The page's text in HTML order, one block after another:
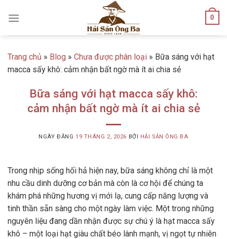
0
Trang chủ » Blog » Chưa được phân loại » Bữa sáng với hạt
macca sấy khô: cảm nhận bất ngờ mà ít ai chia sẻ
Bữa sáng với hạt macca sấy khô:
cảm nhận bất ngờ mà ít ai chia sẻ
NGÀY ĐĂNG 19 THÁNG 2, 2026 BỞI HẢI SẢN ÔNG BA
Trong nhịp sống hối hả hiện nay, bữa sáng không chỉ là một
nhu cầu dinh dưỡng cơ bản mà còn là cơ hội để chúng ta
khám phá những hương vị mới lạ, cung cấp năng lượng và
tinh thần sẵn sàng cho một ngày làm việc. Một trong những
nguyên liệu đang dần nhận được sự chú ý là hạt macca sấy
khô – một loại hạt giàu chất béo lành mạnh, vị ngọt tự nhiên